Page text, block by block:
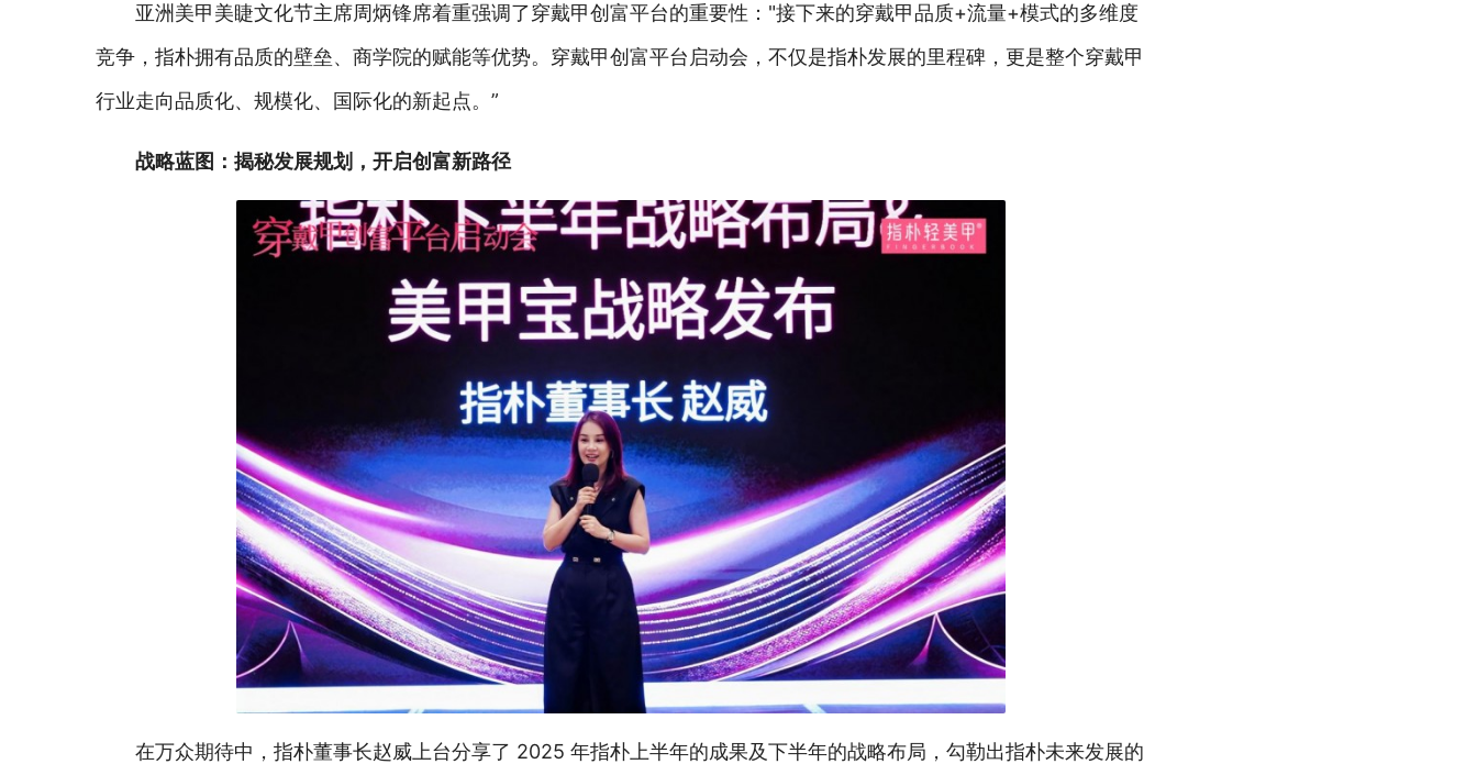
亚洲美甲美睫文化节主席周炳锋席着重强调了穿戴甲创富平台的重要性："接下来的穿戴甲品质+流量+模式的多维度
竞争，指朴拥有品质的壁垒、商学院的赋能等优势。穿戴甲创富平台启动会，不仅是指朴发展的里程碑，更是整个穿戴甲
行业走向品质化、规模化、国际化的新起点。”
战略蓝图：揭秘发展规划，开启创富新路径
在万众期待中，指朴董事长赵威上台分享了 2025 年指朴上半年的成果及下半年的战略布局，勾勒出指朴未来发展的